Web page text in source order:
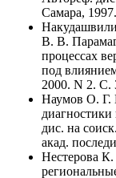
Самара,
В. В.
процессах
под
2000. N 2. C.
Наумов О. Г.
дис. на
акад.
Нестерова